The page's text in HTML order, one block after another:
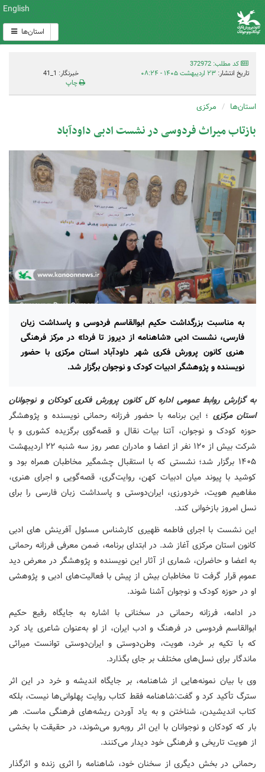
English
استان‌ها
کد مطلب: 372972
تاریخ انتشار: ۲۳ اردیبهشت ۱۴۰۵ - ۰۸:۲۴
خبرنگار: 1_41
چاپ
استان‌ها مرکزی
بازتاب میراث فردوسی در نشست ادبی داودآباد
به مناسبت بزرگداشت حکیم ابوالقاسم فردوسی و پاسداشت زبان
فارسی، نشست ادبی «شاهنامه از دیروز تا فردا» در مرکز فرهنگی
هنری کانون پرورش فکری شهر داودآباد استان مرکزی با حضور
نویسنده و پژوهشگر ادبیات کودک و نوجوان برگزار شد.
به گزارش روابط عمومی اداره کل کانون پرورش فکری کودکان و نوجوانان
استان مرکزی ؛ این برنامه با حضور فرزانه رحمانی نویسنده و پژوهشگر
حوزه کودک و نوجوان، آتنا بیات نقال و قصه‌گوی برگزیده کشوری و با
شرکت بیش از ۱۲۰ نفر از اعضا و مادران عصر روز سه شنبه ۲۲ اردیبهشت
۱۴۰۵ برگزار شد؛ نشستی که با استقبال چشمگیر مخاطبان همراه بود و
کوشید با پیوند میان ادبیات کهن، روایت‌گری، قصه‌گویی و اجرای هنری،
مفاهیم هویت، خردورزی، ایران‌دوستی و پاسداشت زبان فارسی را برای
نسل امروز بازخوانی کند.
این نشست با اجرای فاطمه ظهیری کارشناس مسئول آفرینش های ادبی
کانون استان مرکزی آغاز شد. در ابتدای برنامه، ضمن معرفی فرزانه رحمانی
به اعضا و حاضران، شماری از آثار این نویسنده و پژوهشگر در معرض دید
عموم قرار گرفت تا مخاطبان بیش از پیش با فعالیت‌های ادبی و پژوهشی
او در حوزه کودک و نوجوان آشنا شوند.
در ادامه، فرزانه رحمانی در سخنانی با اشاره به جایگاه رفیع حکیم
ابوالقاسم فردوسی در فرهنگ و ادب ایران، از او به‌عنوان شاعری یاد کرد
که با تکیه بر خرد، هویت، وطن‌دوستی و ایران‌دوستی توانست میراثی
ماندگار برای نسل‌های مختلف بر جای بگذارد.
وی با بیان نمونه‌هایی از شاهنامه، بر جایگاه اندیشه و خرد در این اثر
سترگ تأکید کرد و گفت:شاهنامه فقط کتاب روایت پهلوانی‌ها نیست، بلکه
کتاب اندیشیدن، شناختن و به یاد آوردن ریشه‌های فرهنگی ماست. هر
بار که کودکان و نوجوانان با این اثر روبه‌رو می‌شوند، در حقیقت با بخشی
از هویت تاریخی و فرهنگی خود دیدار می‌کنند.
رحمانی در بخش دیگری از سخنان خود، شاهنامه را اثری زنده و اثرگذار